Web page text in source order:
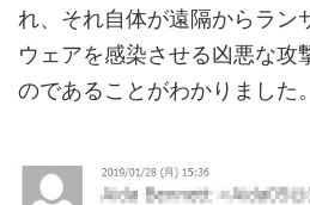
れ、それ自体が遠隔からラン
ウェアを感染させる凶悪な攻
のであることがわかりました。